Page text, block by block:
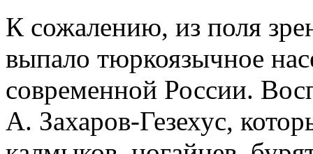
К сожалению, из поля
выпало тюркоязычное
современной России.
А. Захаров-Гезехус,